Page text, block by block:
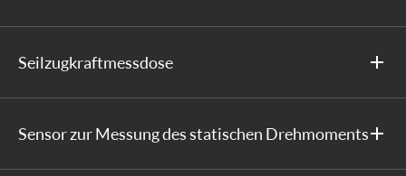
Seilzugkraftmessdose
Sensor zur Messung des statischen Drehmoments